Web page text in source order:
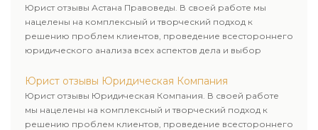
Юрист отзывы Астана Правоведы. В своей работе мы
нацелены на комплексный и творческий подход к
решению проблем клиентов, проведение всестороннего
юридического анализа всех аспектов дела и выбор
Юрист отзывы Юридическая Компания
Юрист отзывы Юридическая Компания. В своей работе
мы нацелены на комплексный и творческий подход к
решению проблем клиентов, проведение всестороннего